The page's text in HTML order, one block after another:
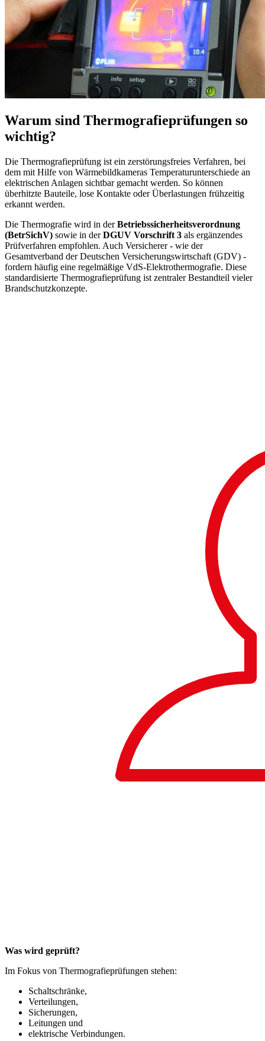
Warum sind Thermografieprüfungen so
wichtig?
Die Thermografieprüfung ist ein zerstörungsfreies Verfahren, bei
dem mit Hilfe von Wärmebildkameras Temperaturunterschiede an
elektrischen Anlagen sichtbar gemacht werden. So können
überhitzte Bauteile, lose Kontakte oder Überlastungen frühzeitig
erkannt werden.
Die Thermografie wird in derBetriebssicherheitsverordnung
(BetrSichV) sowie in derDGUV Vorschrift 3 als ergänzendes
Prüfverfahren empfohlen. Auch Versicherer - wie der
Gesamtverband der Deutschen Versicherungswirtschaft (GDV) -
fordern häufig eine regelmäßige VdS-Elektrothermografie. Diese
standardisierte Thermografieprüfung ist zentraler Bestandteil vieler
Brandschutzkonzepte.
Was wird geprüft?
Im Fokus von Thermografieprüfungen stehen:
Schaltschränke,
Verteilungen,
Sicherungen,
Leitungen und
elektrische Verbindungen.